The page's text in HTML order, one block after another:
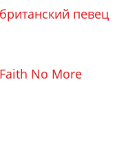
певец
No More